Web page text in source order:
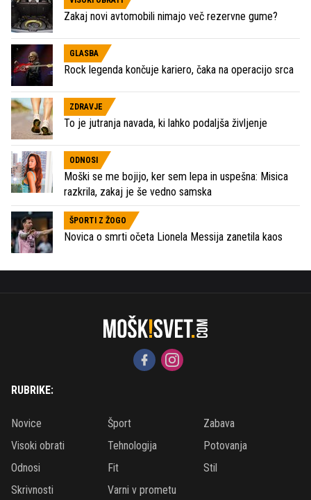
Zakaj novi avtomobili nimajo več rezervne gume?
GLASBA
Rock legenda končuje kariero, čaka na operacijo srca
ZDRAVJE
To je jutranja navada, ki lahko podaljša življenje
ODNOSI
Moški se me bojijo, ker sem lepa in uspešna: Misica
razkrila, zakaj je še vedno samska
ŠPORTI Z ŽOGO
Novica o smrti očeta Lionela Messija zanetila kaos
RUBRIKE:
Novice Šport
Zabava
Visoki obrati
Tehnologija
Potovanja
Odnosi
Fit
Stil
Skrivnosti
Varni v prometu